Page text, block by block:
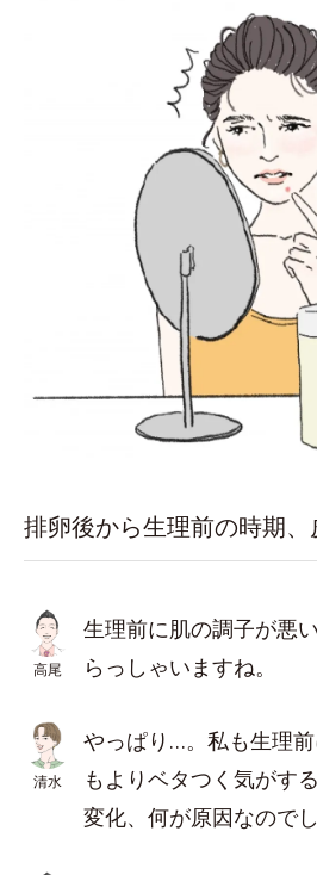
排卵後から生理前の時期
高尾
生理前に肌の調子が悪
らっしゃいますね。
清水
やっぱり…。私も生理
もよりベタつく気がす
変化、何が原因なので